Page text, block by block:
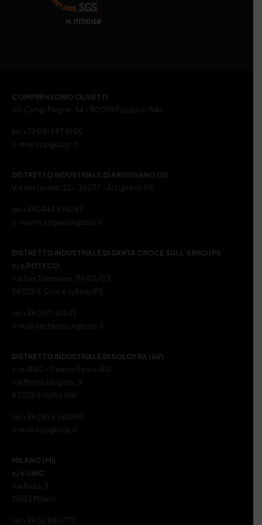
. N. IT17/0158
COMPRENSORIO OLIVETTI
Via Campi Flegrei, 34 – 80078 Pozzuoli (NA)
tel +39 081 597 91 00
e-mail ssip@ssip.it
DISTRETTO INDUSTRIALE DI ARZIGNANO (VI)
Via del Lavoro, 22 – 36077 – Arzignano (VI)
tel +390444 994267
e-mail m.nogarole@ssip.it
DISTRETTO INDUSTRIALE DI SANTA CROCE SULL’ARNO (PI)
c/o POTECO
Via San Tommaso, 119/121/123
56029 S. Croce s/Arno (PI)
tel +39 0571 32542
e-mail santacroce@ssip.it
DISTRETTO INDUSTRIALE DI SOLOFRA (AV)
c/o UNIC – Centro Servizi ASI
Via Melito Iangano, 9
83029 Solofra (AV)
tel +39 0825 582740
e-mail ssip@ssip.it
MILANO (MI)
c/o UNIC
Via Brisa, 3
20123 Milano
tel +39 02 8807711